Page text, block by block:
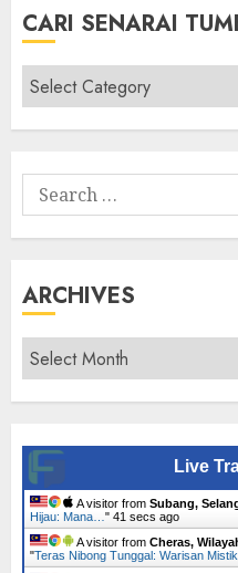
CARI SENARAI
Cari
Senarai
Tumbuhan
Search
for:
ARCHIVES
Archives
Live
A visitor from Subang,
Hijau: Mana… " 42 secs ago
A visitor from Cheras,
"Teras Nibong Tunggal: Warisan